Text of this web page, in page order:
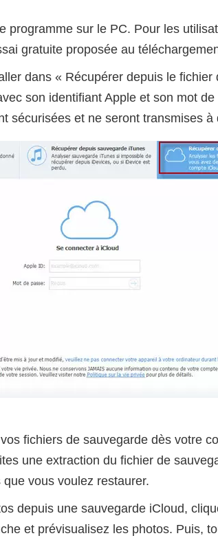
programme sur le PC. Pour les
gratuite proposée au
dans « Récupérer depuis le fichier
son identifiant Apple et son mot
sécurisées et ne seront transmises à
fichiers de sauvegarde dès votre
une extraction du fichier de
vous voulez restaurer.
depuis une sauvegarde iCloud,
et prévisualisez les photos. Puis,